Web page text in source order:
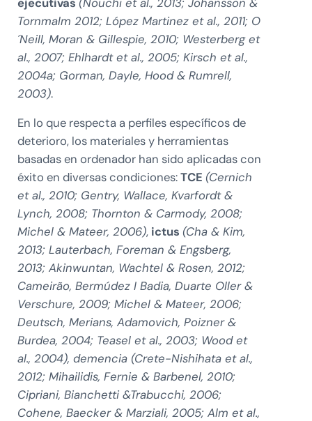
Tornmalm 2012; López Martinez et al., 2011; O
´Neill, Moran & Gillespie, 2010; Westerberg et
al., 2007; Ehlhardt et al., 2005; Kirsch et al.,
2004a; Gorman, Dayle, Hood & Rumrell,
2003).
En lo que respecta a perfiles específicos de
deterioro, los materiales y herramientas
basadas en ordenador han sido aplicadas con
éxito en diversas condiciones:TCE (Cernich
et al., 2010; Gentry, Wallace, Kvarfordt &
Lynch, 2008; Thornton & Carmody, 2008;
Michel & Mateer, 2006), ictus (Cha & Kim,
2013; Lauterbach, Foreman & Engsberg,
2013; Akinwuntan, Wachtel & Rosen, 2012;
Cameirão, Bermúdez I Badia, Duarte Oller &
Verschure, 2009; Michel & Mateer, 2006;
Deutsch, Merians, Adamovich, Poizner &
Burdea, 2004; Teasel et al., 2003; Wood et
al., 2004), demencia (Crete-Nishihata et al.,
2012; Mihailidis, Fernie & Barbenel, 2010;
Cipriani, Bianchetti &Trabucchi, 2006;
Cohene, Baecker & Marziali, 2005; Alm et al.,